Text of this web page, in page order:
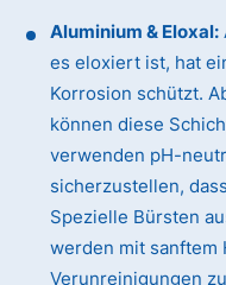
Aluminium & Eloxal:
es eloxiert ist, hat
Korrosion schützt.
können diese
verwenden pH-
sicherzustellen,
Spezielle Bürsten
werden mit sanftem
Verunreinigungen